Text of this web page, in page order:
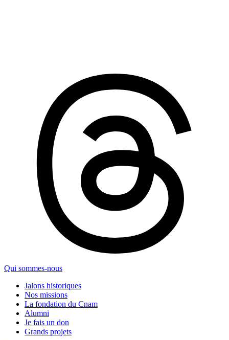
Qui sommes-nous
Jalons historiques
Nos missions
La fondation du Cnam
Alumni
Je fais un don
Grands projets